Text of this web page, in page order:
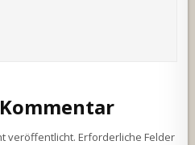
veröffentlicht. Erforderliche Felder